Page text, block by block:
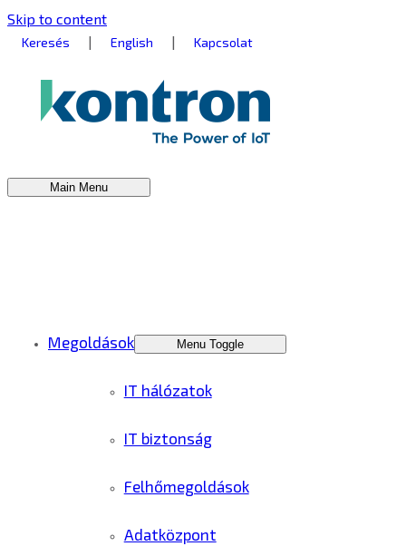
Skip to content
Keresés | English | Kapcsolat
Main Menu
Megoldások Menu Toggle
IT hálózatok
IT biztonság
Felhőmegoldások
Adatközpont